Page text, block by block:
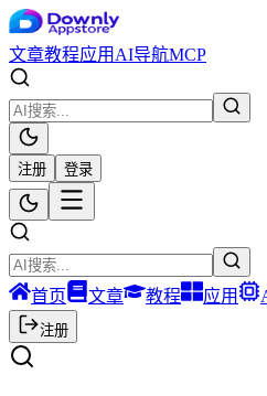
文章教程应用 AI导航MCP
注册 登录
首页 文章 教程 应用
注册